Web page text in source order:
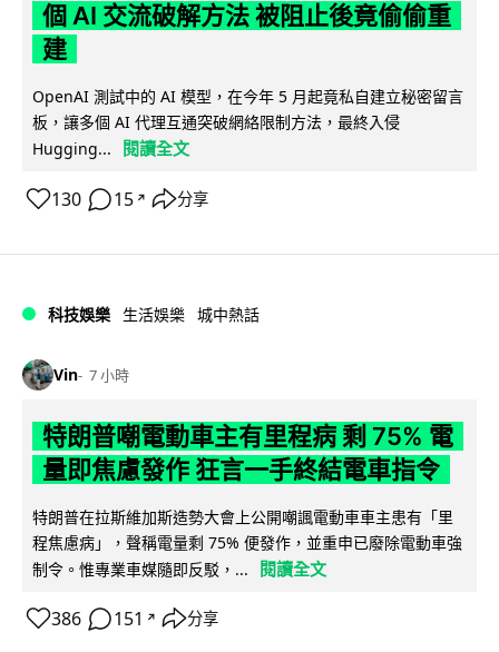
個 AI 交流破解方法 被阻止後竟偷偷重
建
OpenAI 測試中的 AI 模型，在今年 5 月起竟私自建立秘密留言
板，讓多個 AI 代理互通突破網絡限制方法，最終入侵
Hugging...
閱讀全文
130 15 ↗ 分享
科技娛樂 生活娛樂 城中熱話
Vin 7 小時
特朗普嘲電動車主有里程病 剩 75% 電
量即焦慮發作 狂言一手終結電車指令
特朗普在拉斯維加斯造勢大會上公開嘲諷電動車車主患有「里
程焦慮病」，聲稱電量剩 75% 便發作，並重申已廢除電動車強
制令。惟專業車媒隨即反駁，...
閱讀全文
386 151 ↗ 分享